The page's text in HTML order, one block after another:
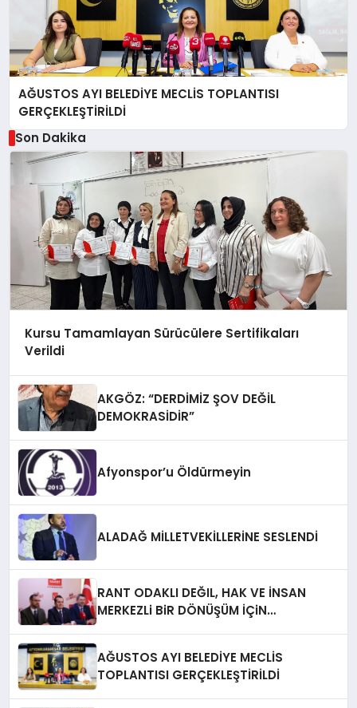
AĞUSTOS AYI BELEDİYE MECLİS TOPLANTISI
GERÇEKLEŞTİRİLDİ
Son Dakika
Kursu Tamamlayan Sürücülere Sertifikaları
Verildi
AKGÖZ: “DERDİMİZ ŞOV DEĞİL
DEMOKRASİDİR”
Afyonspor’u Öldürmeyin
ALADAĞ MİLLETVEKİLLERİNE SESLENDİ
RANT ODAKLI DEĞIL, HAK VE İNSAN
MERKEZLi BiR DÖNÜŞÜM İÇiN
AĞUSTOS AYI BELEDİYE MECLİS
TOPLANTISI GERÇEKLEŞTİRİLDİ